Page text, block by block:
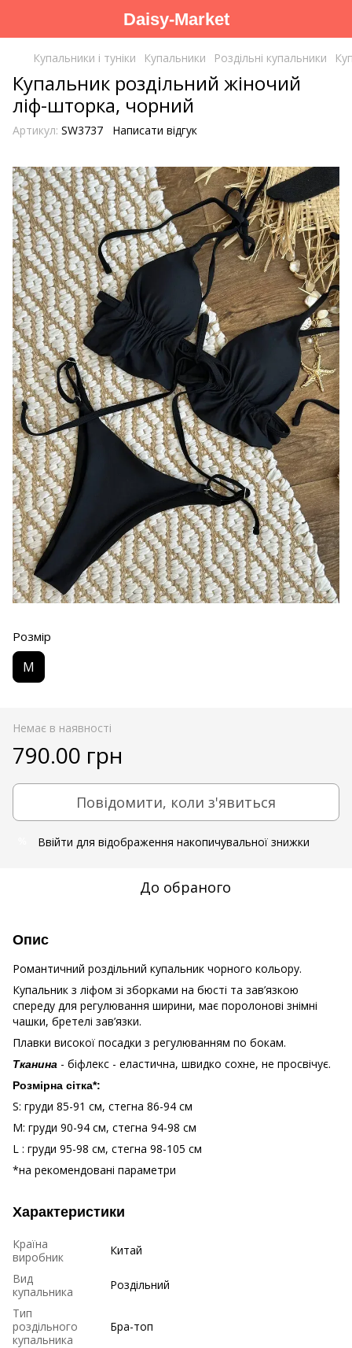
Daisy-Market
Купальники і туніки Купальники Роздільні купальники
Купальник роздільний жіночий
ліф-шторка, чорний
Артикул: SW3737 Написати відгук
Розмір
M
Немає в наявності
790.00 грн
Повідомити, коли з'явиться
Ввійти для відображення накопичувальної знижки
До обраного
Опис
Романтичний роздільний купальник чорного кольору.
Купальник з ліфом зі зборками на бюсті та зав’язкою
спереду для регулювання ширини, має поролонові знімні
чашки, бретелі зав’язки.
Плавки високої посадки з регулюванням по бокам.
Тканина - біфлекс - еластична, швидко сохне, не просвічує.
Розмірна сітка*:
S: груди 85-91 см, стегна 86-94 см
М: груди 90-94 см, стегна 94-98 см
L : груди 95-98 см, стегна 98-105 см
*на рекомендовані параметри
Характеристики
Країна
виробник
Китай
Вид
купальника
Роздільний
Тип
роздільного
купальника
Бра-топ